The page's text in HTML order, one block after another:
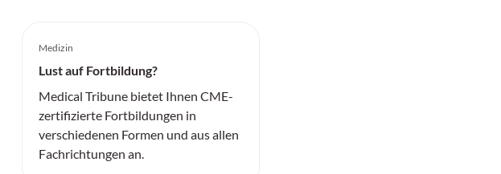
Medizin
Lust auf Fortbildung?
Medical Tribune bietet Ihnen CME-
zertifizierte Fortbildungen in
verschiedenen Formen und aus allen
Fachrichtungen an.